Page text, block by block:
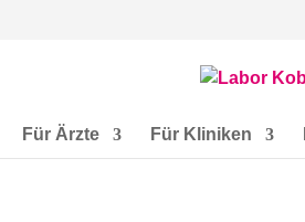
Für Ärzte Für Kliniken